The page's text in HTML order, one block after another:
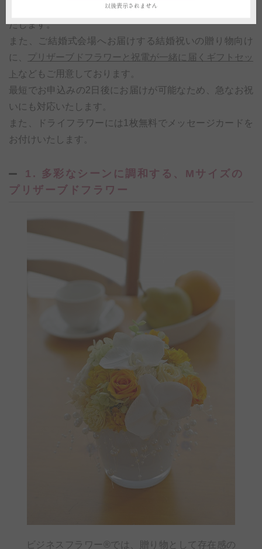
和風のプリザーブドフラワーなど幅広いニーズにご対応い
たします。
また、ご結婚式会場へお届けする結婚祝いの贈り物向け
に、
プリザーブドフラワーと祝電が一緒に届くギフトセッ
ト などもご用意しております。
最短でお申込みの2日後にお届けが可能なため、急なお祝
いにも対応いたします。
また、ドライフラワーには1枚無料でメッセージカードを
お付けいたします。
1. 多彩なシーンに調和する、Mサイズの
プリザーブドフラワー
ビジネスフラワー®では、贈り物として存在感の
以後表示されません